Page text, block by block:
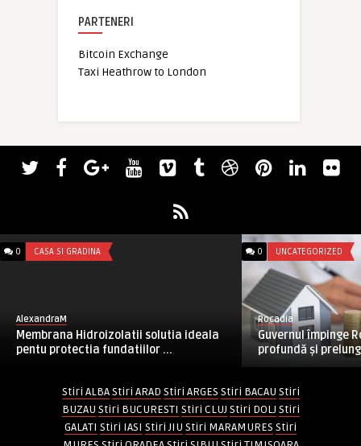
PARTENERI
Bitcoin Exchange
Taxi Heathrow to London
0 CASA SI GRADINA
AlexandraM
Membrana Hidroizolatii solutia ideala
pentu protectia fundatiilor ...
0 UNCATEGORIZED
Rocadia
Guvernul împinge
profundă și
Stiri ALBA Stiri ARAD Stiri ARGES Stiri BACAU Stiri
BUZAU Stiri BUCURESTI Stiri CLUJ Stiri DOLJ Stiri
GALATI Stiri IASI Stiri JIU Stiri MARAMURES Stiri